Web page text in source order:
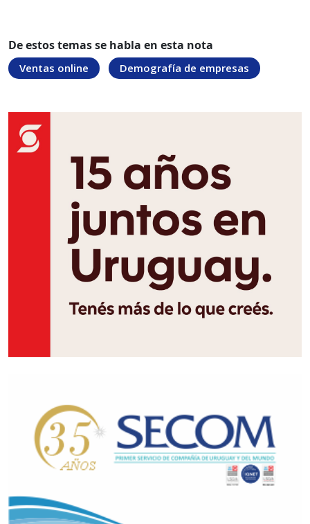
De estos temas se habla en esta nota
Ventas online Demografía de empresas